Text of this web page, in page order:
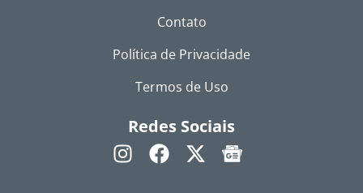
Contato
Política de Privacidade
Termos de Uso
Redes Sociais